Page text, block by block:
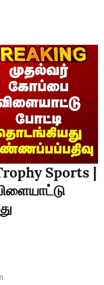
Sports |